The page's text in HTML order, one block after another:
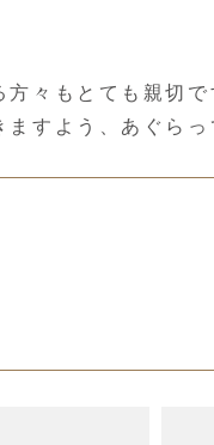
々もとても親切
すよう、あぐらっ